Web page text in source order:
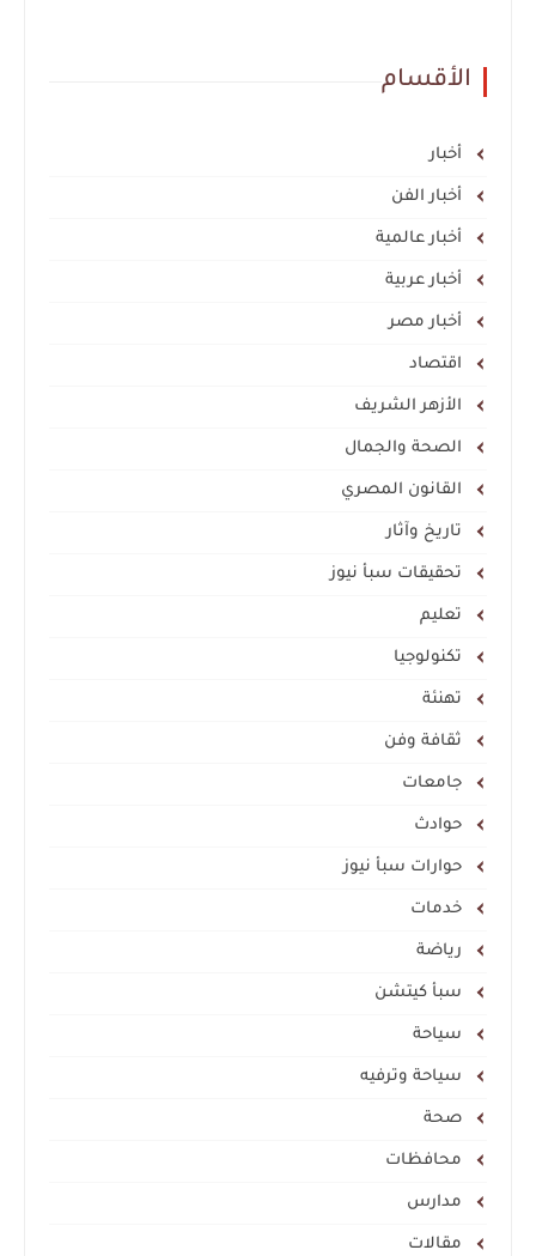
الأقسام
أخبار
أخبار الفن
أخبار عالمية
أخبار عربية
أخبار مصر
اقتصاد
الأزهر الشريف
الصحة والجمال
القانون المصري
تاريخ وآثار
تحقيقات سبأ نيوز
تعليم
تكنولوجيا
تهنئة
ثقافة وفن
جامعات
حوادث
حوارات سبأ نيوز
خدمات
رياضة
سبأ كيتشن
سياحة
سياحة وترفيه
صحة
محافظات
مدارس
مقالات